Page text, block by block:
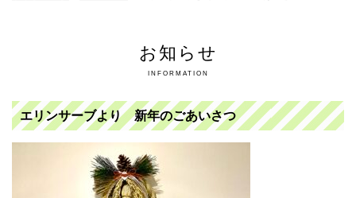
お知らせ
INFORMATION
エリンサーブより 新年のごあいさつ